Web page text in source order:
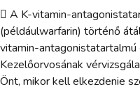
 A K-vitamin-
(példáulwarfarin) történő
vitamin-
Kezelőorvosának
Önt, mikor kell elkezdenie